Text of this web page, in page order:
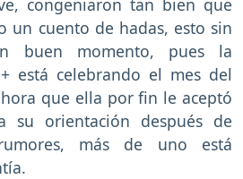
un cuento de hadas, esto sin
buen momento, pues la
está celebrando el mes del
que ella por fin le aceptó
su orientación después de
más de uno está